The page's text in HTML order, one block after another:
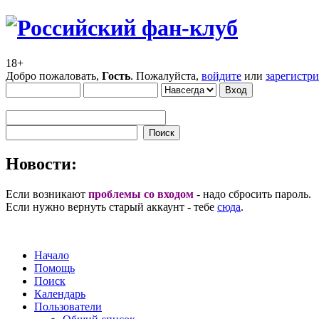
18+
Добро пожаловать, Гость. Пожалуйста, войдите или
Новости:
Если возникают проблемы со входом - надо сбросить пароль.
Если нужно вернуть старый аккаунт - тебе сюда.
Начало
Помощь
Поиск
Календарь
Пользователи